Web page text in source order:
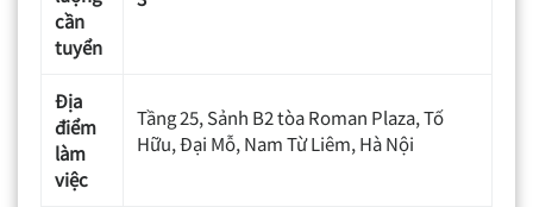
cần
tuyển
Địa
điểm
làm
việc
Tầng 25, Sảnh B2 tòa Roman Plaza, Tố
Hữu, Đại Mỗ, Nam Từ Liêm, Hà Nội